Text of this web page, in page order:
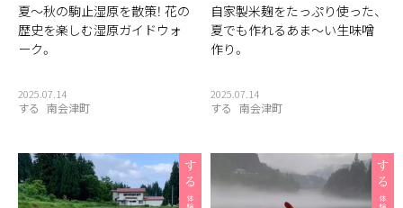
夏〜秋の駒止湿原を散策！ 花の
歴史を楽しむ湿原ガイドウォ
ーク。
2025.07.14
する 南会津町
自家製米麹をたっぷり使った、
夏でも作れるあま〜い生味噌
作り。
2025.07.14
する 南会津町